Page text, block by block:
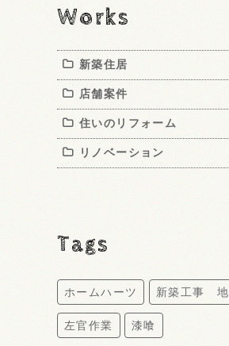
Works
新築住居
店舗案件
住いのリフォーム
リノベーション
Tags
ホームハーツ 新築工事 地
左官作業 漆喰